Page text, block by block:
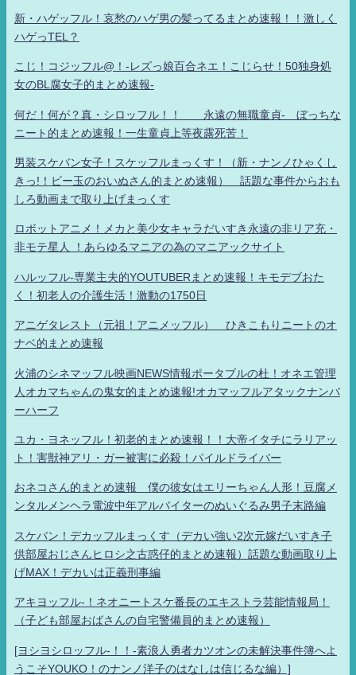
新・ハゲッフル！哀愁のハゲ男の髪ってるまとめ速報！！激しく
ハゲっTEL？
こじ！コジッフル@！-レズっ娘百合ネエ！こじらせ！50独身処
女のBL腐女子的まとめ速報-
何だ！何が？真・シロッフル！！ 永遠の無職童貞- ぼっちな
ニート的まとめ速報！一生童貞上等夜露死苦！
男装スケバン女子！スケッフルまっくす！（新・ナンノひゃくし
きっ!！ビー玉のおいぬさん的まとめ速報） 話題な事件からおも
しろ動画まで取り上げまっくす
ロボットアニメ！メカと美少女キャラだいすき永遠の非リア充・
非モテ星人 ！あらゆるマニアの為のマニアックサイト
ハルッフル-専業主夫的YOUTUBERまとめ速報！キモデブおた
く！初老人の介護生活！激動の1750日
アニゲタレスト（元祖！アニメッフル） ひきこもりニートのオ
ナベ的まとめ速報
火浦のシネマッフル映画NEWS情報ポータブルの杜！オネエ管理
人オカマちゃんの鬼女的まとめ速報!オカマッフルアタックナンバ
ーハーフ
ユカ・ヨネッフル！初老的まとめ速報！！大帝イタチにラリアッ
ト！害獣神アリ・ガー被害に必殺！パイルドライバー
おネコさん的まとめ速報 僕の彼女はエリーちゃん人形！豆腐メ
ンタルメンヘラ電波中年アルバイターのぬいぐるみ男子末路編
スケバン！デカッフルまっくす（デカい強い2次元嫁だいすき子
供部屋おじさんヒロシ之古惑仔的まとめ速報）話題な動画取り上
げMAX！デカいは正義刑事編
アキヨッフル-！ネオニートスケ番長のエキストラ芸能情報局！
（子ども部屋おばさんの自宅警備員的まとめ速報）
[ヨシヨシロッフル-！！-素浪人勇者カツオンの未解決事件簿へよ
うこそYOUKO！のナンノ洋子のはなしは信じるな編）]